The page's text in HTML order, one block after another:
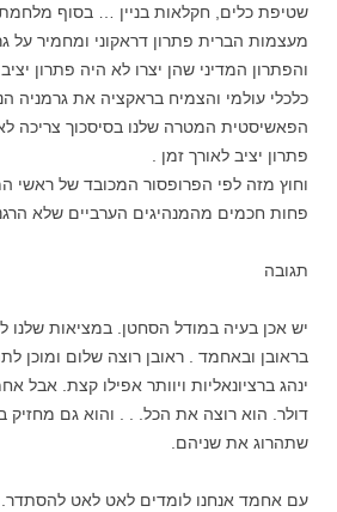
שטיפת כלים, חקלאות בניין … בסוף
מעצמות הברית פתרון דראקוני ומחמיר על
והפתרון המדיני שהן יצרו לא היה פתרון
כלכלי עולמי והצמיח בראקציה את גרמניה
הפאשיסטית המטרה שלנו בסיסכוך צריכה
פתרון יציב לאורך זמן .
וחוץ מזה לפי הפרופסור המכובד של ראשי
פחות חכמים מהמנהיגים הערביים שלא
תגובה
יש אכן בעיה במודל הסחטן. במציאות שלנו
בראובן ובאחמד . ראובן רוצה שלום ומוכן
דולר. הוא רוצה את הכל. . . והוא גם מחזיק
שתהרוג את שניהם.
עם אחמד אנחנו לומדים לאט לאט להסתדר.